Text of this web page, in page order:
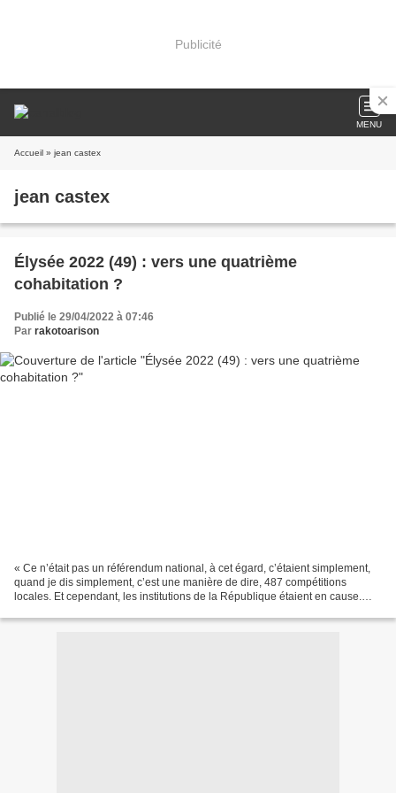
Publicité
MENU
Accueil » jean castex
jean castex
Élysée 2022 (49) : vers une quatrième
cohabitation ?
Publié le 29/04/2022 à 07:46
Par rakotoarison
« Ce n’était pas un référendum national, à cet égard, c’étaient simplement,
quand je dis simplement, c’est une manière de dire, 487 compétitions
locales. Et cependant, les institutions de la République étaient en cause.